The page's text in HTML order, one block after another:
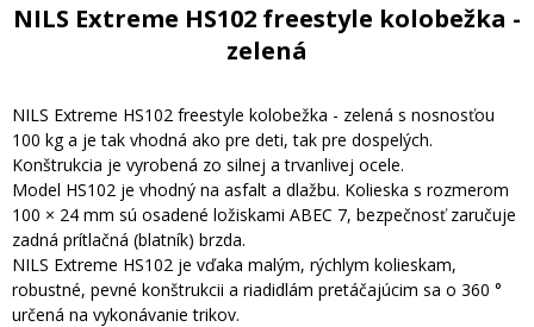
NILS Extreme HS102 freestyle kolobežka -
zelená
NILS Extreme HS102 freestyle kolobežka - zelená s nosnosťou
100 kg a je tak vhodná ako pre deti, tak pre dospelých.
Konštrukcia je vyrobená zo silnej a trvanlivej ocele.
Model HS102 je vhodný na asfalt a dlažbu. Kolieska s rozmerom
100 × 24 mm sú osadené ložiskami ABEC 7, bezpečnosť zaručuje
zadná prítlačná (blatník) brzda.
NILS Extreme HS102 je vďaka malým, rýchlym kolieskam,
robustné, pevné konštrukcii a riadidlám pretáčajúcim sa o 360 °
určená na vykonávanie trikov.